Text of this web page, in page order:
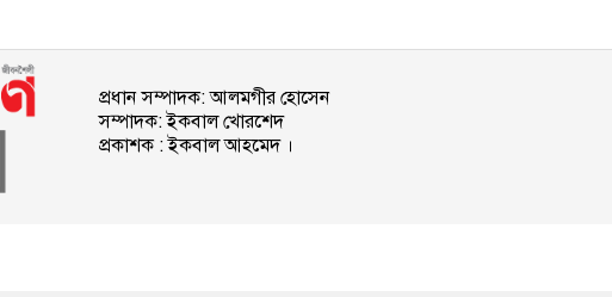
প্রধান সম্পাদক: আলমগীর হোসেন
সম্পাদক: ইকবাল খোরশেদ
প্রকাশক : ইকবাল আহমেদ ।